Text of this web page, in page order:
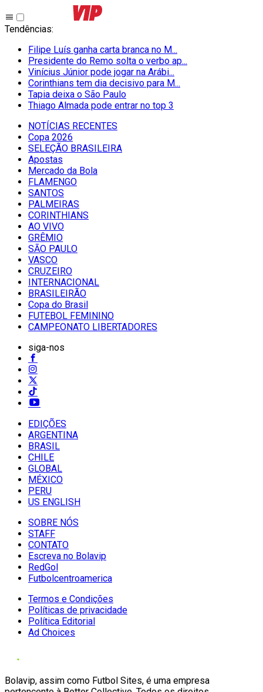
Tendências:
Filipe Luís ganha carta branca no M...
Presidente do Remo solta o verbo ap...
Vinícius Júnior pode jogar na Arábi...
Corinthians tem dia decisivo para M...
Tapia deixa o São Paulo
Thiago Almada pode entrar no top 3
NOTÍCIAS RECENTES
Copa 2026
SELEÇÃO BRASILEIRA
Apostas
Mercado da Bola
FLAMENGO
SANTOS
PALMEIRAS
CORINTHIANS
AO VIVO
GRÊMIO
SĀO PAULO
VASCO
CRUZEIRO
INTERNACIONAL
BRASILEIRÃO
Copa do Brasil
FUTEBOL FEMININO
CAMPEONATO LIBERTADORES
siga-nos
EDIÇÕES
ARGENTINA
BRASIL
CHILE
GLOBAL
MÉXICO
PERU
US ENGLISH
SOBRE NÓS
STAFF
CONTATO
Escreva no Bolavip
RedGol
Futbolcentroamerica
Termos e Condições
Políticas de privacidade
Política Editorial
Ad Choices
Bolavip, assim como Futbol Sites, é uma empresa